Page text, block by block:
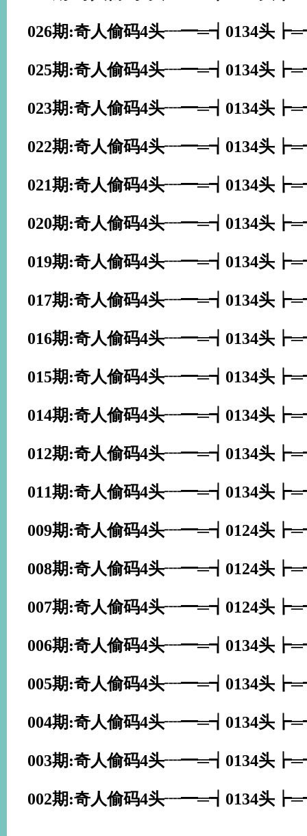
026期:奇人偷码4头┈━═┪0134头
025期:奇人偷码4头┈━═┪0134头
023期:奇人偷码4头┈━═┪0134头
022期:奇人偷码4头┈━═┪0134头
021期:奇人偷码4头┈━═┪0134头
020期:奇人偷码4头┈━═┪0134头
019期:奇人偷码4头┈━═┪0134头
017期:奇人偷码4头┈━═┪0134头
016期:奇人偷码4头┈━═┪0134头
015期:奇人偷码4头┈━═┪0134头
014期:奇人偷码4头┈━═┪0134头
012期:奇人偷码4头┈━═┪0134头
011期:奇人偷码4头┈━═┪0134头
009期:奇人偷码4头┈━═┪0124头
008期:奇人偷码4头┈━═┪0124头
007期:奇人偷码4头┈━═┪0124头
006期:奇人偷码4头┈━═┪0134头
005期:奇人偷码4头┈━═┪0134头
004期:奇人偷码4头┈━═┪0134头
003期:奇人偷码4头┈━═┪0134头
002期:奇人偷码4头┈━═┪0134头